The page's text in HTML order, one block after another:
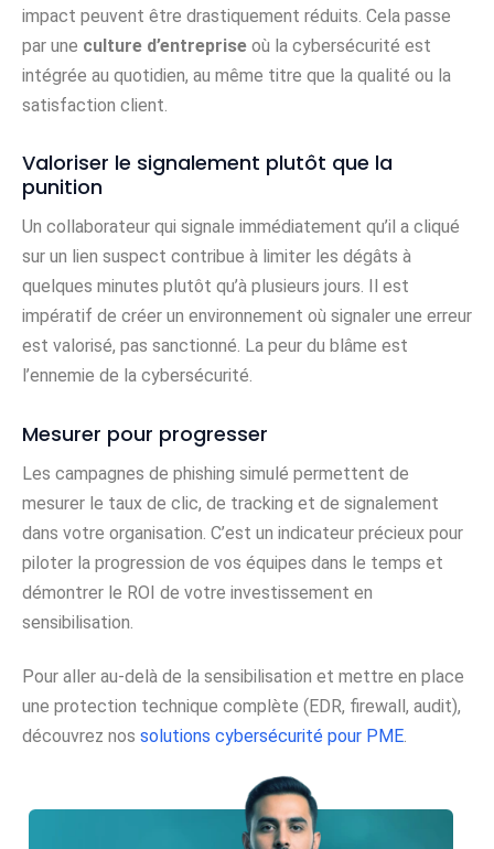
impact peuvent être drastiquement réduits. Cela passe
par une culture d’entreprise où la cybersécurité est
intégrée au quotidien, au même titre que la qualité ou la
satisfaction client.
Valoriser le signalement plutôt que la
punition
Un collaborateur qui signale immédiatement qu’il a cliqué
sur un lien suspect contribue à limiter les dégâts à
quelques minutes plutôt qu’à plusieurs jours. Il est
impératif de créer un environnement où signaler une erreur
est valorisé, pas sanctionné. La peur du blâme est
l’ennemie de la cybersécurité.
Mesurer pour progresser
Les campagnes de phishing simulé permettent de
mesurer le taux de clic, de tracking et de signalement
dans votre organisation. C’est un indicateur précieux pour
piloter la progression de vos équipes dans le temps et
démontrer le ROI de votre investissement en
sensibilisation.
Pour aller au-delà de la sensibilisation et mettre en place
une protection technique complète (EDR, firewall, audit),
découvrez nos solutions cybersécurité pour PME.